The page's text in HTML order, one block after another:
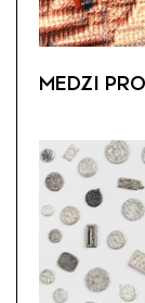
MEDZI